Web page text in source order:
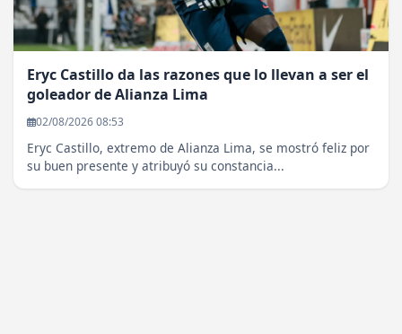
Eryc Castillo da las razones que lo llevan a ser el
goleador de Alianza Lima
02/08/2026 08:53
Eryc Castillo, extremo de Alianza Lima, se mostró feliz por
su buen presente y atribuyó su constancia...